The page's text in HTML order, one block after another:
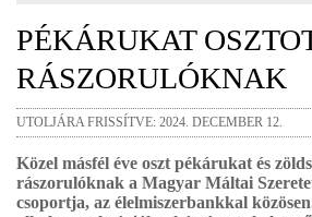
PÉKÁRUKAT
RÁSZORULÓKNAK
UTOLJÁRA FRISSÍTVE: 2024. DECEMBER 12.
Közel másfél éve oszt pékárukat és
rászorulóknak a Magyar Máltai
csoportja, az élelmiszerbankkal